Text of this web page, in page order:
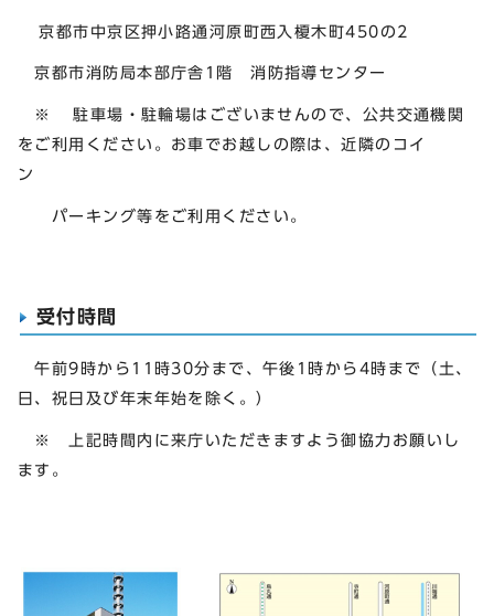
京都市中京区押小路通河原町西入榎木町450の2
京都市消防局本部庁舎1階 消防指導センター
※ 駐車場・駐輪場はございませんので、公共交通機関
をご利用ください。お車でお越しの際は、近隣のコイ
ン
パーキング等をご利用ください。
受付時間
午前9時から11時30分まで、午後1時から4時まで（土、
日、祝日及び年末年始を除く。）
※ 上記時間内に来庁いただきますよう御協力お願いし
ます。